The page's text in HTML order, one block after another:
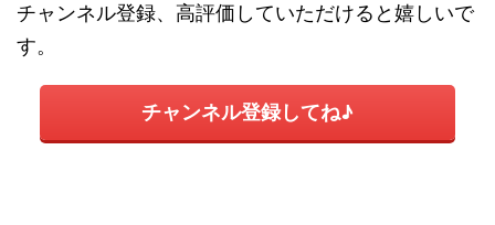
チャンネル登録、高評価していただけると嬉しいで
す。
チャンネル登録してね♪